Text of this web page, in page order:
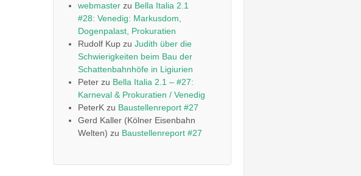
webmaster zu Bella Italia 2.1
#28: Venedig: Markusdom,
Dogenpalast, Prokuratien
Rudolf Kup zuJudith über die
Schwierigkeiten beim Bau der
Schattenbahnhöfe in Ligiurien
Peter zu Bella Italia 2.1 – #27:
Karneval & Prokuratien / Venedig
PeterK zu Baustellenreport #27
Gerd Kaller (Kölner Eisenbahn
Welten) zu Baustellenreport #27